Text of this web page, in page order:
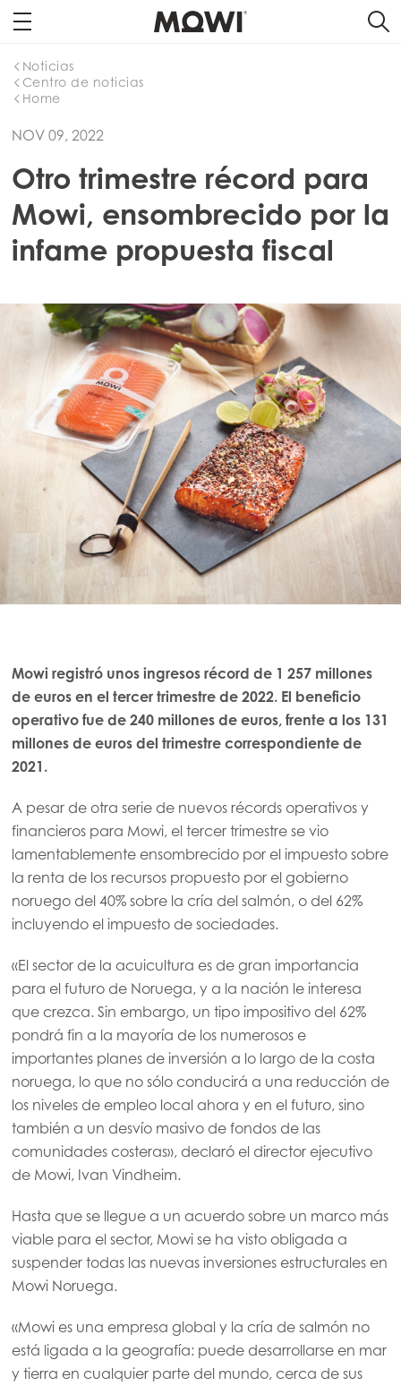
Home
Centro de noticias
Noticias
NOV 09, 2022
Otro trimestre récord para
Mowi, ensombrecido por la
infame propuesta fiscal
Mowi registró unos ingresos récord de 1 257 millones
de euros en el tercer trimestre de 2022. El beneficio
operativo fue de 240 millones de euros, frente a los 131
millones de euros del trimestre correspondiente de
2021.
A pesar de otra serie de nuevos récords operativos y
financieros para Mowi, el tercer trimestre se vio
lamentablemente ensombrecido por el impuesto sobre
la renta de los recursos propuesto por el gobierno
noruego del 40% sobre la cría del salmón, o del 62%
incluyendo el impuesto de sociedades.
«El sector de la acuicultura es de gran importancia
para el futuro de Noruega, y a la nación le interesa
que crezca. Sin embargo, un tipo impositivo del 62%
pondrá fin a la mayoría de los numerosos e
importantes planes de inversión a lo largo de la costa
noruega, lo que no sólo conducirá a una reducción de
los niveles de empleo local ahora y en el futuro, sino
también a un desvío masivo de fondos de las
comunidades costeras», declaró el director ejecutivo
de Mowi, Ivan Vindheim.
Hasta que se llegue a un acuerdo sobre un marco más
viable para el sector, Mowi se ha visto obligada a
suspender todas las nuevas inversiones estructurales en
Mowi Noruega.
«Mowi es una empresa global y la cría de salmón no
está ligada a la geografía: puede desarrollarse en mar
y tierra en cualquier parte del mundo, cerca de sus